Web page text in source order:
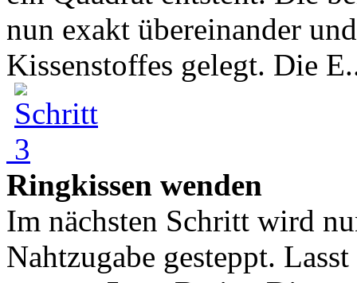
nun exakt übereinander
Kissenstoffes gelegt. Die
Ringkissen wenden
Im nächsten Schritt wird
Nahtzugabe gesteppt.